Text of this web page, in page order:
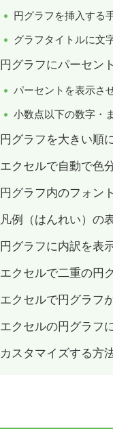
円グラフを挿入する
グラフタイトルに文
円グラフにパーセン
パーセントを表示さ
小数点以下の数字・
円グラフを大きい順
エクセルで自動で色
円グラフ内のフォン
凡例（はんれい）の
円グラフに内訳を表
エクセルで二重の円
エクセルで円グラフ
エクセルの円グラフ
カスタマイズする方